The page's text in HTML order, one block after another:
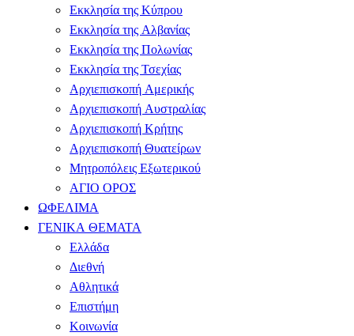
Εκκλησία της Κύπρου
Εκκλησία της Αλβανίας
Εκκλησία της Πολωνίας
Εκκλησία της Τσεχίας
Αρχιεπισκοπή Αμερικής
Αρχιεπισκοπή Αυστραλίας
Αρχιεπισκοπή Κρήτης
Αρχιεπισκοπή Θυατείρων
Μητροπόλεις Εξωτερικού
ΑΓΙΟ ΟΡΟΣ
ΩΦΕΛΙΜΑ
ΓΕΝΙΚΑ ΘΕΜΑΤΑ
Ελλάδα
Διεθνή
Αθλητικά
Επιστήμη
Κοινωνία